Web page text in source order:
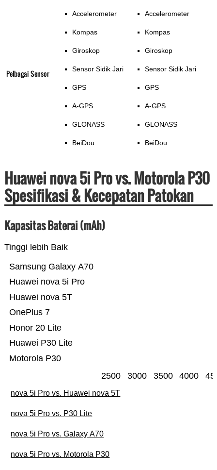
Pelbagai Sensor
Accelerometer
Kompas
Giroskop
Sensor Sidik Jari
GPS
A-GPS
GLONASS
BeiDou
Accelerometer
Kompas
Giroskop
Sensor Sidik Jari
GPS
A-GPS
GLONASS
BeiDou
Huawei nova 5i Pro vs. Motorola P30
Spesifikasi & Kecepatan Patokan
Kapasitas Baterai (mAh)
Tinggi lebih Baik
Motorola P30
Huawei P30 Lite
Honor 20 Lite
OnePlus 7
Huawei nova 5T
Huawei nova 5i Pro
Samsung Galaxy A70
2500 3000 3500 4000
nova 5i Pro vs. Huawei nova 5T
nova 5i Pro vs. P30 Lite
nova 5i Pro vs. Galaxy A70
nova 5i Pro vs. Motorola P30